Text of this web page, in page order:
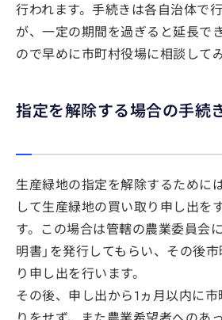
行われます。手続きは各自治体で
が、一定の期間を過ぎると延長で
ので早めに市町村役場に相談して
指定を解除する場合の手続
生産緑地の指定を解除するために
して生産緑地の買い取り申し出を
す。この場合は管轄の農業委員会
明書」を発行してもらい、その後
り申し出を行います。
その後、申し出から1ヵ月以内に